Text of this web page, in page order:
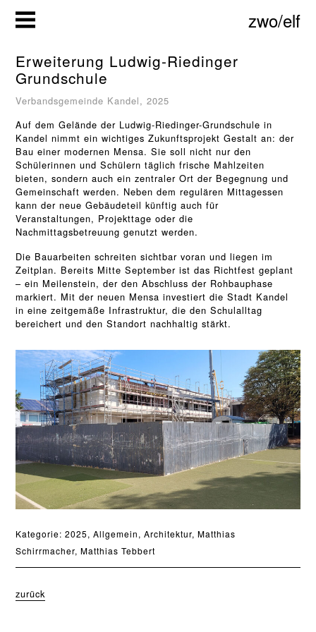
Zum
Inhalt
zwo/elf
Erweiterung Ludwig-Riedinger
Grundschule
Verbandsgemeinde Kandel, 2025
Auf dem Gelände der Ludwig-Riedinger-Grundschule in
Kandel nimmt ein wichtiges Zukunftsprojekt Gestalt an: der
Bau einer modernen Mensa. Sie soll nicht nur den
Schülerinnen und Schülern täglich frische Mahlzeiten
bieten, sondern auch ein zentraler Ort der Begegnung und
Gemeinschaft werden. Neben dem regulären Mittagessen
kann der neue Gebäudeteil künftig auch für
Veranstaltungen, Projekttage oder die
Nachmittagsbetreuung genutzt werden.
Die Bauarbeiten schreiten sichtbar voran und liegen im
Zeitplan. Bereits Mitte September ist das Richtfest geplant
– ein Meilenstein, der den Abschluss der Rohbauphase
markiert. Mit der neuen Mensa investiert die Stadt Kandel
in eine zeitgemäße Infrastruktur, die den Schulalltag
bereichert und den Standort nachhaltig stärkt.
Kategorie:2025,Allgemein,Architektur,Matthias
Schirrmacher,Matthias Tebbert
zurück